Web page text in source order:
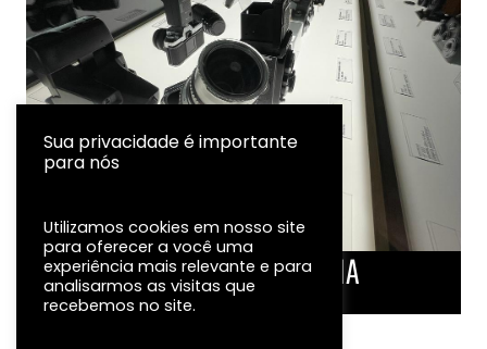
LINHA DO TEMPO DA FOTOGRAFIA
EXPOSIÇÃO
Sua privacidade é importante
para nós
Utilizamos cookies em nosso site
para oferecer a você uma
experiência mais relevante e para
analisarmos as visitas que
recebemos no site.